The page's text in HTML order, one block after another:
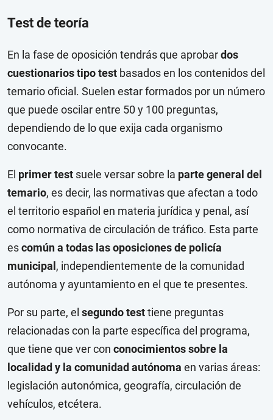
Test de teoría
En la fase de oposición tendrás que aprobardos
cuestionarios tipo test basados en los contenidos del
temario oficial. Suelen estar formados por un número
que puede oscilar entre 50 y 100 preguntas,
dependiendo de lo que exija cada organismo
convocante.
El primer test suele versar sobre la parte general del
temario, es decir, las normativas que afectan a todo
el territorio español en materia jurídica y penal, así
como normativa de circulación de tráfico. Esta parte
escomún a todas las oposiciones de policía
municipal , independientemente de la comunidad
autónoma y ayuntamiento en el que te presentes.
Por su parte, el segundo testtiene preguntas
relacionadas con la parte específica del programa,
que tiene que ver con conocimientos sobre la
localidad y la comunidad autónoma en varias áreas:
legislación autonómica, geografía, circulación de
vehículos, etcétera.